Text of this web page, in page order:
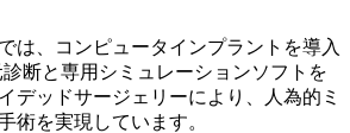
は、コンピュータインプラントを導入
断と専用シミュレーションソフトを
デッドサージェリーにより、人為的ミ
術を実現しています。